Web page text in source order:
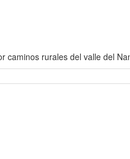
rurales del valle del